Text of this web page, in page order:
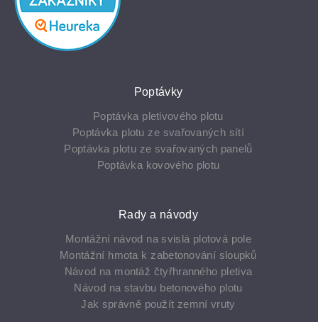
Poptávky
Poptávka pletivového plotu
Poptávka plotu ze svařovaných sítí
Poptávka plotu ze svařovaných panelů
Poptávka kovového plotu
Rady a návody
Montážní návod na svislá plotová pole
Montážní­ hmota k zabetonování­ sloupků
Návod na montáž čtyřhranného pletiva
Návod na stavbu betonového plotu
Jak správně použít zemní vruty